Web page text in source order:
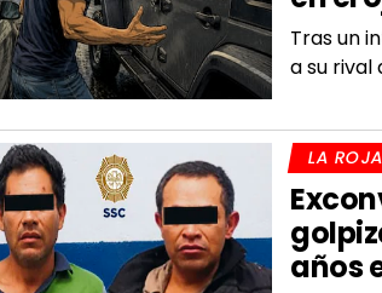
Tras un
a su rival
LA ROJA
años